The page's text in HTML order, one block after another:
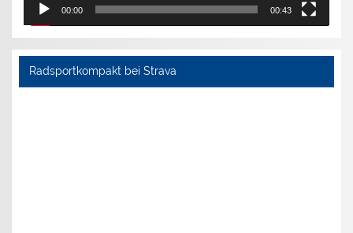
00:00 00:43
Radsportkompakt bei Strava